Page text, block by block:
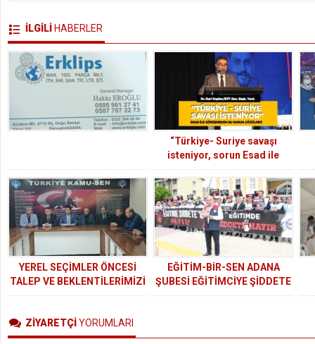
İLGİLİHABERLER
“Türkiye- Suriye savaşı
isteniyor, sorun Esad ile
görüşmeden çözülmez”
YEREL SEÇİMLER ÖNCESİ
TALEP VE BEKLENTİLERİMİZİ
İÇEREN BASIN AÇIKLAMAMIZI
EĞİTİM-BİR-SEN ADANA
ŞUBESİ EĞİTİMCİYE ŞİDDETE
KARŞI İŞ BIRAKTI
ZİYARETÇİYORUMLARI